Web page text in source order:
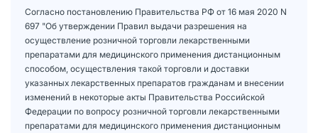
Согласно постановлению Правительства РФ от 16 мая 2020 N
697 "Об утверждении Правил выдачи разрешения на
осуществление розничной торговли лекарственными
препаратами для медицинского применения дистанционным
способом, осуществления такой торговли и доставки
указанных лекарственных препаратов гражданам и внесении
изменений в некоторые акты Правительства Российской
Федерации по вопросу розничной торговли лекарственными
препаратами для медицинского применения дистанционным